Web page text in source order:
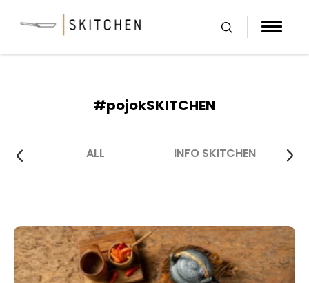
#pojokSKITCHEN
ALL INFO SKITCHEN